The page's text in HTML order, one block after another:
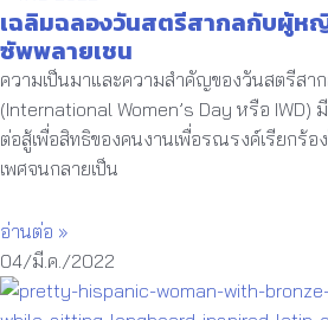
เฉลิมฉลองวันสตรีสากลกับผู้ห
ซัพพลายเชน
ความเป็นมาและความสำคัญของวันสตรีสา
(International Women’s Day หรือ IWD)
ต่อสู้เพื่อสิทธิของคนงานเพื่อรณรงค์เรียกร้อ
เพศจนกลายเป็น
อ่านต่อ »
04/มี.ค./2022